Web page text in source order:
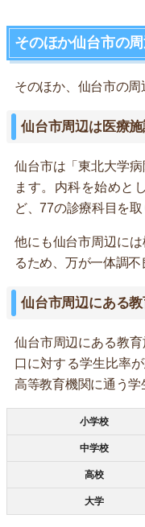
そのほか仙台市の
そのほか、仙台市の周
仙台市周辺は医療
仙台市は「東北大学
ます。内科を始めと
ど、77の診療科目を取
他にも仙台市周辺に
るため、万が一体調不
仙台市周辺にある
仙台市周辺にある教
口に対する学生比率
高等教育機関に通う学
小学校
中学校
高校
大学